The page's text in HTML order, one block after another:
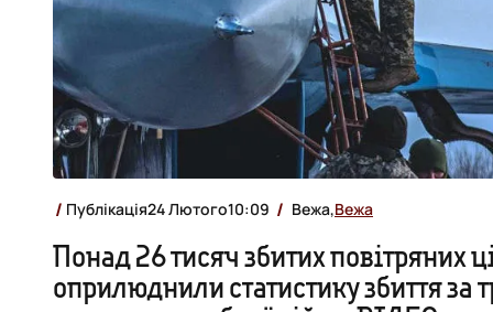
Публікація24 Лютого10:09 Вежа,Вежа
Понад 26 тисяч збитих повітряних
оприлюднили статистику збиття за